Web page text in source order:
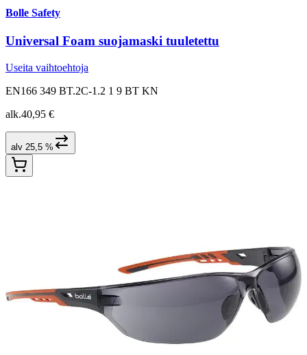
Bolle Safety
Universal Foam suojamaski tuuletettu
Useita vaihtoehtoja
EN166 349 BT.2C-1.2 1 9 BT KN
alk.40,95 €
alv 25,5 %